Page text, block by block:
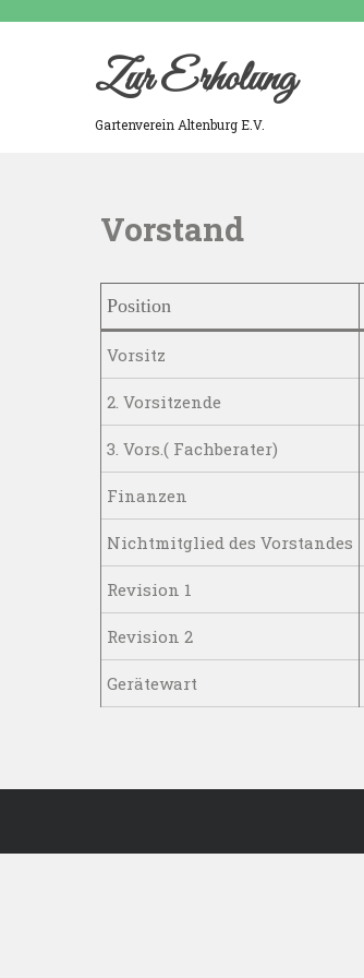
Zur Erholung
Gartenverein Altenburg E.V.
Vorstand
Position
Vorsitz
2. Vorsitzende
3. Vors.( Fachberater)
Finanzen
Nichtmitglied des Vorstandes
Revision 1
Revision 2
Gerätewart